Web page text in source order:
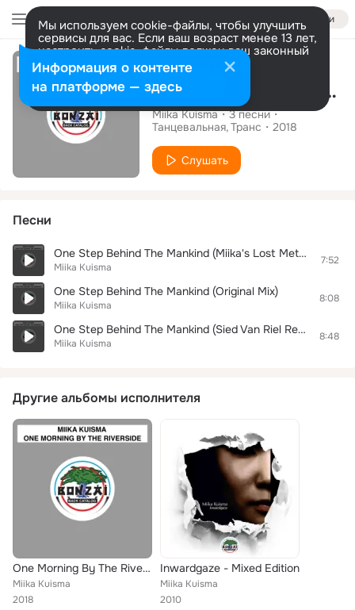
Войти
Мы используем cookie-файлы, чтобы улучшить
сервисы для вас. Если ваш возраст менее 13 лет,
настроить cookie-файлы должен ваш законный
представитель. Больше информации
Разрешить все Настроить
Альбом
One Step Behind The Mankind
Miika Kuisma 3песни
Танцевальная Транс 2018
Слушать
Песни
One Step Behind The Mankind (Miika's Lost Method Mix)
Miika Kuisma
7:52
One Step Behind The Mankind (Original Mix)
Miika Kuisma
8:08
One Step Behind The Mankind (Sied Van Riel Remix)
Miika Kuisma
8:48
Другие альбомы исполнителя
One Morning By The Riverside
Miika Kuisma
2018
Inwardgaze - Mixed Edition
Miika Kuisma
2010
Информация о контенте
на платформе — здесь